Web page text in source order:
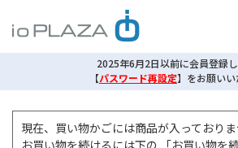
2025年6月2日以前に会員登録
【パスワード再設定】 をお願い
現在、買い物かごには商品が入っておりま
お買い物を続けるには下の 「お買い物を